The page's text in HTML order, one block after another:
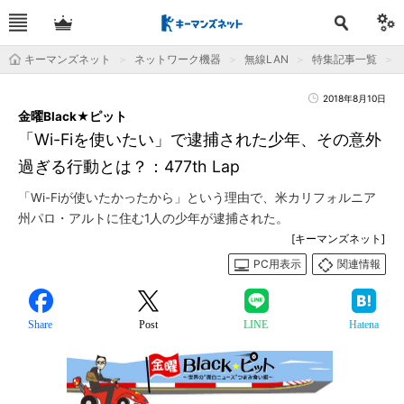
キーマンズネット ネットワーク機器 無線LAN 特集記事一覧
2018年8月10日
「Wi-Fiを使いたい」で逮捕された少年、その意外
過ぎる行動とは？：477th Lap
金曜Black★ピット
「Wi-Fiが使いたかったから」という理由で、米カリフォルニア
州パロ・アルトに住む1人の少年が逮捕された。
[キーマンズネット]
PC用表示
関連情報
Share Post LINE Hatena